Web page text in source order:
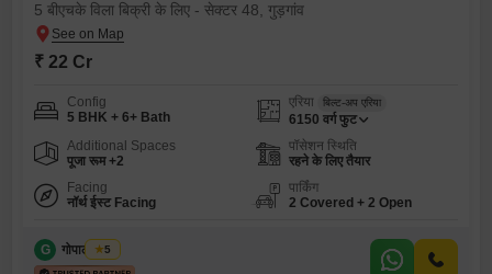
5 बीएचके विला बिक्री के लिए - सेक्टर 48, गुड़गांव
₹ 22 Cr
Config
5 BHK + 6+ Bath
एरिया बिल्ट-अप एरिया
6150 वर्ग फुट
Additional Spaces
पूजा रूम +2
पॉसेशन स्थिति
रहने के लिए तैयार
Facing
नॉर्थ ईस्ट Facing
पार्किंग
2 Covered + 2 Open
G गोपाल चौधरी
5